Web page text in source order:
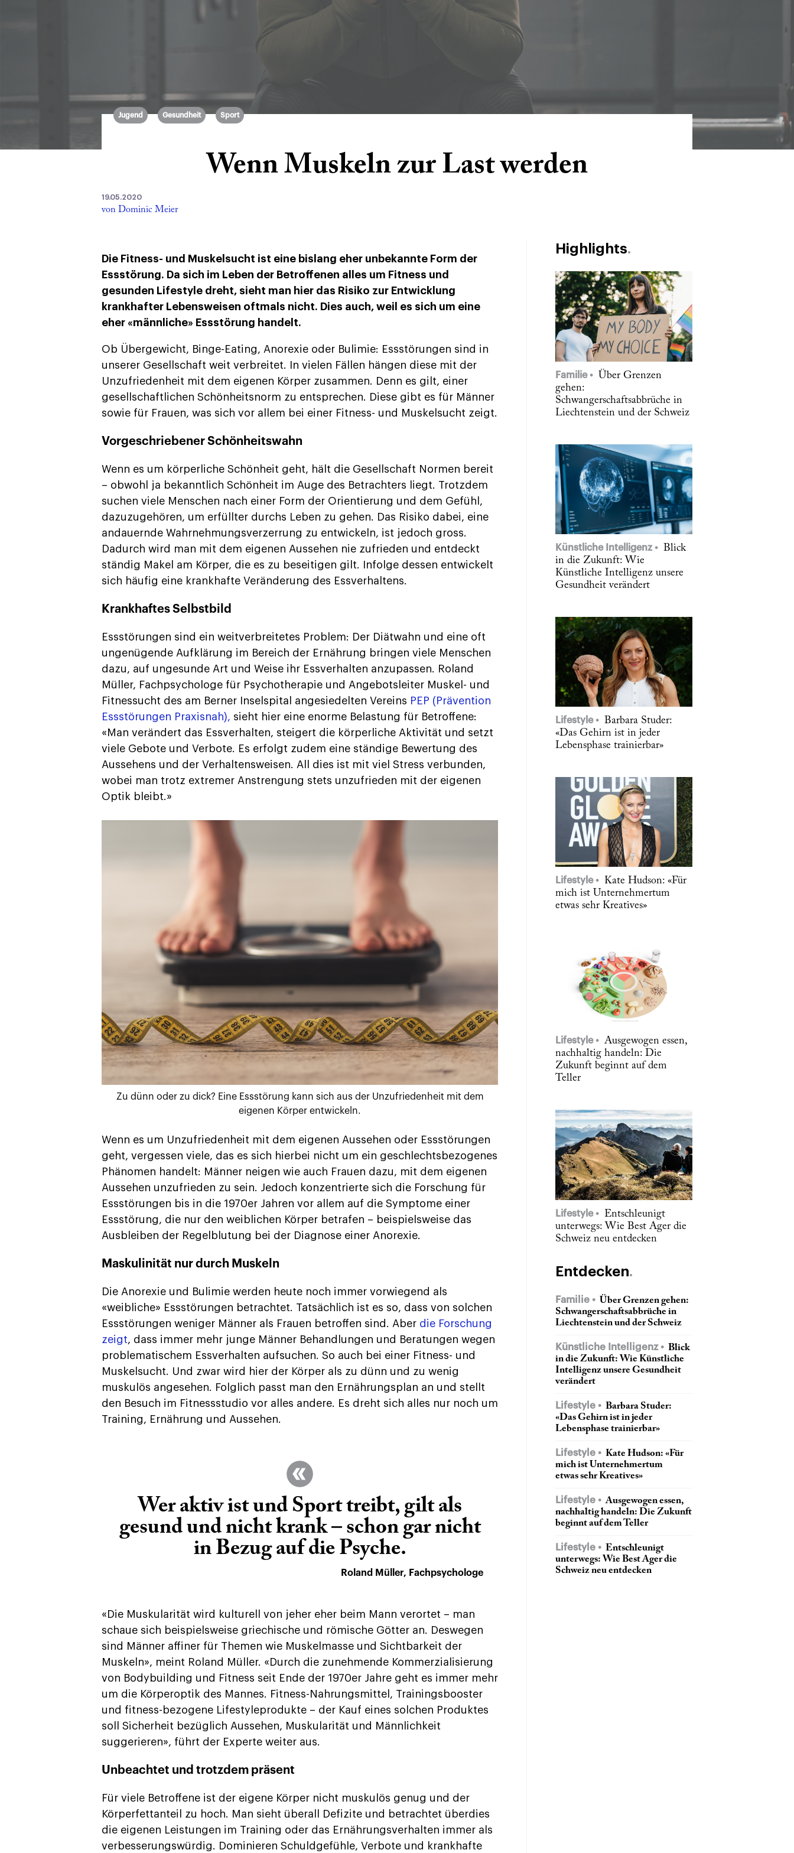
Jugend Gesundheit Sport
Wenn Muskeln zur Last werden
19.05.2020
von Dominic Meier
Die Fitness- und Muskelsucht ist eine bislang eher unbekannte Form der
Essstörung. Da sich im Leben der Betroffenen alles um Fitness und
gesunden Lifestyle dreht, sieht man hier das Risiko zur Entwicklung
krankhafter Lebensweisen oftmals nicht. Dies auch, weil es sich um eine
eher «männliche» Essstörung handelt.
Ob Übergewicht, Binge-Eating, Anorexie oder Bulimie: Essstörungen sind in
unserer Gesellschaft weit verbreitet. In vielen Fällen hängen diese mit der
Unzufriedenheit mit dem eigenen Körper zusammen. Denn es gilt, einer
gesellschaftlichen Schönheitsnorm zu entsprechen. Diese gibt es für Männer
sowie für Frauen, was sich vor allem bei einer Fitness- und Muskelsucht zeigt.
Vorgeschriebener Schönheitswahn
Wenn es um körperliche Schönheit geht, hält die Gesellschaft Normen bereit
– obwohl ja bekanntlich Schönheit im Auge des Betrachters liegt. Trotzdem
suchen viele Menschen nach einer Form der Orientierung und dem Gefühl,
dazuzugehören, um erfüllter durchs Leben zu gehen. Das Risiko dabei, eine
andauernde Wahrnehmungsverzerrung zu entwickeln, ist jedoch gross.
Dadurch wird man mit dem eigenen Aussehen nie zufrieden und entdeckt
ständig Makel am Körper, die es zu beseitigen gilt. Infolge dessen entwickelt
sich häufig eine krankhafte Veränderung des Essverhaltens.
Krankhaftes Selbstbild
Essstörungen sind ein weitverbreitetes Problem: Der Diätwahn und eine oft
ungenügende Aufklärung im Bereich der Ernährung bringen viele Menschen
dazu, auf ungesunde Art und Weise ihr Essverhalten anzupassen. Roland
Müller, Fachpsychologe für Psychotherapie und Angebotsleiter Muskel- und
Fitnessucht des am Berner Inselspital angesiedelten Vereins PEP (Prävention
Essstörungen Praxisnah), sieht hier eine enorme Belastung für Betroffene:
«Man verändert das Essverhalten, steigert die körperliche Aktivität und setzt
viele Gebote und Verbote. Es erfolgt zudem eine ständige Bewertung des
Aussehens und der Verhaltensweisen. All dies ist mit viel Stress verbunden,
wobei man trotz extremer Anstrengung stets unzufrieden mit der eigenen
Optik bleibt.»
Zu dünn oder zu dick? Eine Essstörung kann sich aus der Unzufriedenheit mit dem
eigenen Körper entwickeln.
Wenn es um Unzufriedenheit mit dem eigenen Aussehen oder Essstörungen
geht, vergessen viele, das es sich hierbei nicht um ein geschlechtsbezogenes
Phänomen handelt: Männer neigen wie auch Frauen dazu, mit dem eigenen
Aussehen unzufrieden zu sein. Jedoch konzentrierte sich die Forschung für
Essstörungen bis in die 1970er Jahren vor allem auf die Symptome einer
Essstörung, die nur den weiblichen Körper betrafen – beispielsweise das
Ausbleiben der Regelblutung bei der Diagnose einer Anorexie.
Maskulinität nur durch Muskeln
Die Anorexie und Bulimie werden heute noch immer vorwiegend als
«weibliche» Essstörungen betrachtet. Tatsächlich ist es so, dass von solchen
Essstörungen weniger Männer als Frauen betroffen sind. Aber die Forschung
zeigt, dass immer mehr junge Männer Behandlungen und Beratungen wegen
problematischem Essverhalten aufsuchen. So auch bei einer Fitness- und
Muskelsucht. Und zwar wird hier der Körper als zu dünn und zu wenig
muskulös angesehen. Folglich passt man den Ernährungsplan an und stellt
den Besuch im Fitnessstudio vor alles andere. Es dreht sich alles nur noch um
Training, Ernährung und Aussehen.
Wer aktiv ist und Sport treibt, gilt als
gesund und nicht krank – schon gar nicht
in Bezug auf die Psyche.
Roland Müller, Fachpsychologe
«Die Muskularität wird kulturell von jeher eher beim Mann verortet – man
schaue sich beispielsweise griechische und römische Götter an. Deswegen
sind Männer affiner für Themen wie Muskelmasse und Sichtbarkeit der
Muskeln», meint Roland Müller. «Durch die zunehmende Kommerzialisierung
von Bodybuilding und Fitness seit Ende der 1970er Jahre geht es immer mehr
um die Körperoptik des Mannes. Fitness-Nahrungsmittel, Trainingsbooster
und fitness-bezogene Lifestyleprodukte – der Kauf eines solchen Produktes
soll Sicherheit bezüglich Aussehen, Muskularität und Männlichkeit
suggerieren», führt der Experte weiter aus.
Unbeachtet und trotzdem präsent
Für viele Betroffene ist der eigene Körper nicht muskulös genug und der
Körperfettanteil zu hoch. Man sieht überall Defizite und betrachtet überdies
die eigenen Leistungen im Training oder das Ernährungsverhalten immer als
verbesserungswürdig. Dominieren Schuldgefühle, Verbote und krankhafte
Highlights
Familie
Über Grenzen
gehen:
Schwangerschaftsabbrüche in
Liechtenstein und der Schweiz
Künstliche Intelligenz
Blick
in die Zukunft: Wie
Künstliche Intelligenz unsere
Gesundheit verändert
Lifestyle
Barbara Studer:
«Das Gehirn ist in jeder
Lebensphase trainierbar»
Lifestyle
Kate Hudson: «Für
mich ist Unternehmertum
etwas sehr Kreatives»
Lifestyle
Ausgewogen essen,
nachhaltig handeln: Die
Zukunft beginnt auf dem
Teller
Lifestyle
Entschleunigt
unterwegs: Wie Best Ager die
Schweiz neu entdecken
Entdecken
Familie
Über Grenzen gehen:
Schwangerschaftsabbrüche in
Liechtenstein und der Schweiz
Künstliche Intelligenz
Blick
in die Zukunft: Wie Künstliche
Intelligenz unsere Gesundheit
verändert
Lifestyle
Barbara Studer:
«Das Gehirn ist in jeder
Lebensphase trainierbar»
Lifestyle
Kate Hudson: «Für
mich ist Unternehmertum
etwas sehr Kreatives»
Lifestyle
Ausgewogen essen,
nachhaltig handeln: Die Zukunft
beginnt auf dem Teller
Lifestyle
Entschleunigt
unterwegs: Wie Best Ager die
Schweiz neu entdecken